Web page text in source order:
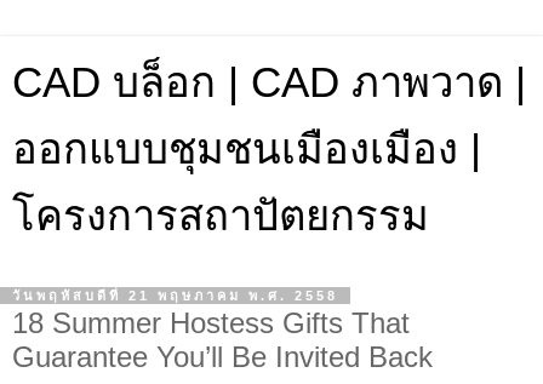
CAD บล็อก | CAD ภาพวาด |
ออกแบบชุมชนเมืองเมือง |
โครงการสถาปัตยกรรม
วันพฤหัสบดีที่ 21 พฤษภาคม พ.ศ. 2558
18 Summer Hostess Gifts That
Guarantee You’ll Be Invited Back